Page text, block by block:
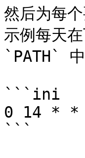
然后为每
示例每天
`PATH`
```ini
0 14 * *
```